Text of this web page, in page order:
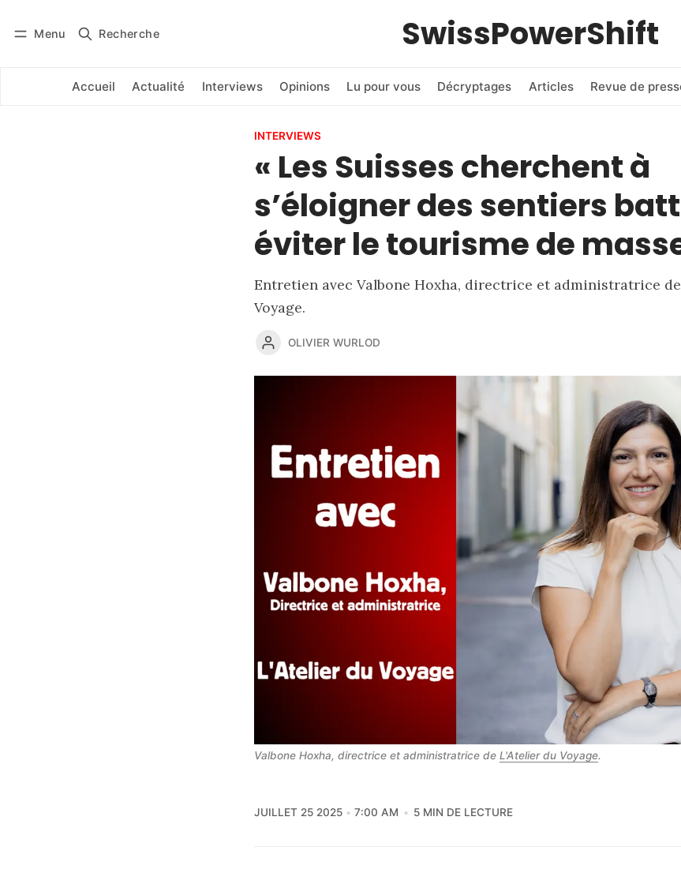
Menu Recherche SwissPowerShift
Accueil Actualité Interviews Opinions Lu pour vous Décryptages Articles Revue de
Se connecter
INTERVIEWS
« Les Suisses cherchent à
s’éloigner des sentiers
éviter le tourisme de
Entretien avec Valbone Hoxha, directrice et administratrice
Voyage.
OLIVIER WURLOD
Valbone Hoxha, directrice et administratrice de L'Atelier du Voyage.
JUILLET 25 2025 7:00 AM 5 MIN DE LECTURE